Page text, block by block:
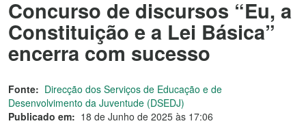
Concurso de discursos “Eu, a
Constituição e a Lei Básica”
encerra com sucesso
Fonte: Direcção dos Serviços de Educação e de
Desenvolvimento da Juventude (DSEDJ)
Publicado em: 18 de Junho de 2025 às 17:06